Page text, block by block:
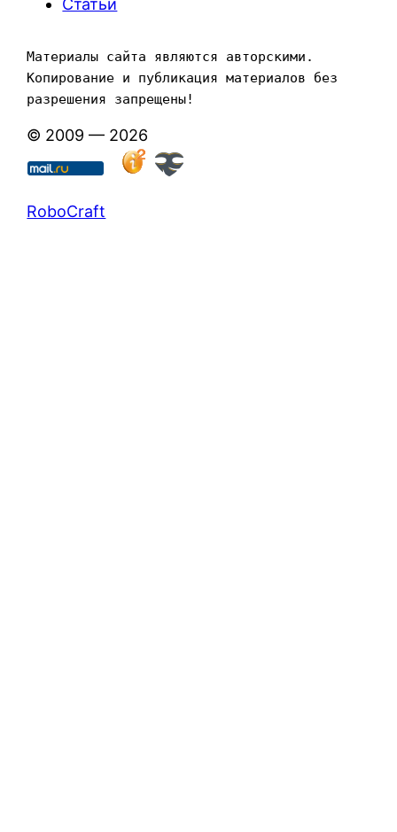
Статьи
Материалы сайта являются авторскими.
Копирование и публикация материалов без
разрешения запрещены!
© 2009 — 2026
RoboCraft